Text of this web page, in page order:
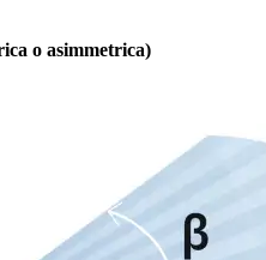
o asimmetrica)